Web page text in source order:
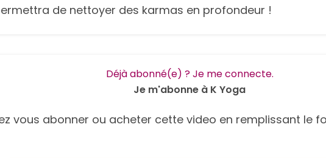
de nettoyer des karmas en profondeur !
Déjà abonné(e) ? Je me connecte.
Je m'abonne à K Yoga
vous abonner ou acheter cette video en remplissant le